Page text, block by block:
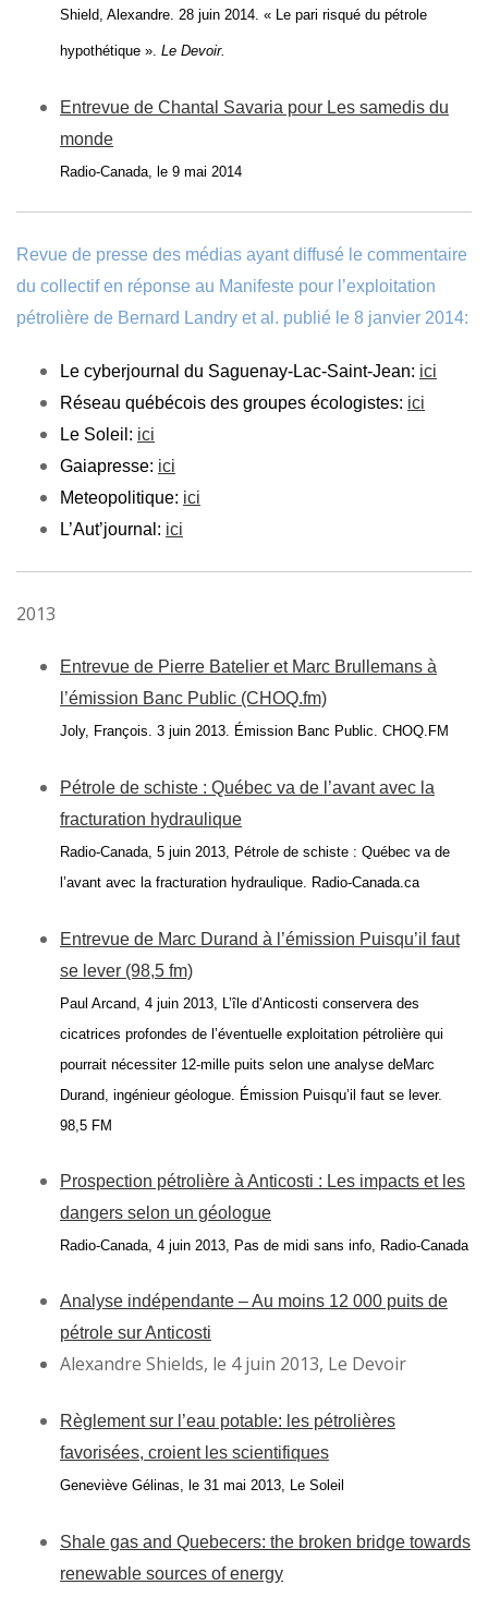
Shield, Alexandre. 28 juin 2014. « Le pari risqué du pétrole
hypothétique ». Le Devoir.
Entrevue de Chantal Savaria pour Les samedis du
monde
Radio-Canada, le 9 mai 2014
Revue de presse des médias ayant diffusé le commentaire
du collectif en réponse au Manifeste pour l’exploitation
pétrolière de Bernard Landry et al. publié le 8 janvier 2014:
Le cyberjournal du Saguenay-Lac-Saint-Jean: ici
Réseau québécois des groupes écologistes: ici
Le Soleil: ici
Gaiapresse: ici
Meteopolitique: ici
L’Aut’journal: ici
2013
Entrevue de Pierre Batelier et Marc Brullemans à
l’émission Banc Public (CHOQ.fm)
Joly, François. 3 juin 2013. Émission Banc Public. CHOQ.FM
Pétrole de schiste : Québec va de l’avant avec la
fracturation hydraulique
Radio-Canada, 5 juin 2013, Pétrole de schiste : Québec va de
l’avant avec la fracturation hydraulique. Radio-Canada.ca
Entrevue de Marc Durand à l’émission Puisqu’il faut
se lever (98,5 fm)
Paul Arcand, 4 juin 2013, L’île d’Anticosti conservera des
cicatrices profondes de l’éventuelle exploitation pétrolière qui
pourrait nécessiter 12-mille puits selon une analyse deMarc
Durand, ingénieur géologue. Émission Puisqu’il faut se lever.
98,5 FM
Prospection pétrolière à Anticosti : Les impacts et les
dangers selon un géologue
Radio-Canada, 4 juin 2013, Pas de midi sans info, Radio-Canada
Analyse indépendante – Au moins 12 000 puits de
pétrole sur Anticosti
Alexandre Shields, le 4 juin 2013, Le Devoir
Règlement sur l’eau potable: les pétrolières
favorisées, croient les scientifiques
Geneviève Gélinas, le 31 mai 2013, Le Soleil
Shale gas and Quebecers: the broken bridge towards
renewable sources of energy